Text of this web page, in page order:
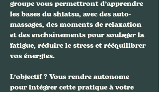
groupe vous permettront d’apprendre
les bases du shiatsu, avec des auto-
massages, des moments de relaxation
et des enchaînements pour soulager la
fatigue, réduire le stress et rééquilibrer
vos énergies.
L’objectif ? Vous rendre autonome
pour intégrer cette pratique à votre